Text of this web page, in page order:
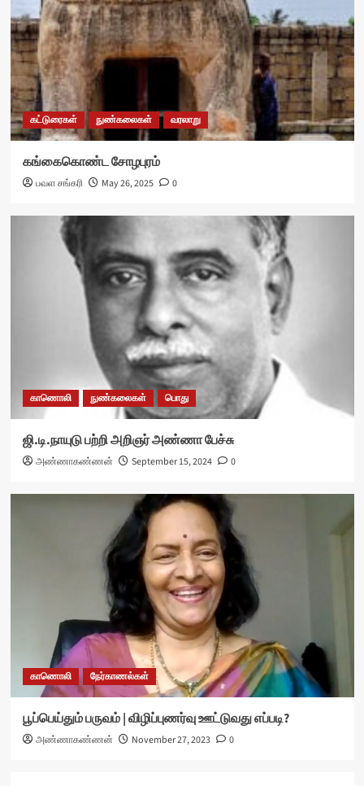
கட்டுரைகள் நுண்கலைகள் வரலாறு
கங்கைகொண்ட சோழபுரம்
பவள சங்கரி May 26, 2025 0
காணொலி நுண்கலைகள் பொது
ஜி.டி.நாயுடு பற்றி அறிஞர் அண்ணா பேச்சு
அண்ணாகண்ணன் September 15, 2024 0
காணொலி நேர்காணல்கள்
பூப்பெய்தும் பருவம் | விழிப்புணர்வு ஊட்டுவது எப்படி?
அண்ணாகண்ணன் November 27, 2023 0